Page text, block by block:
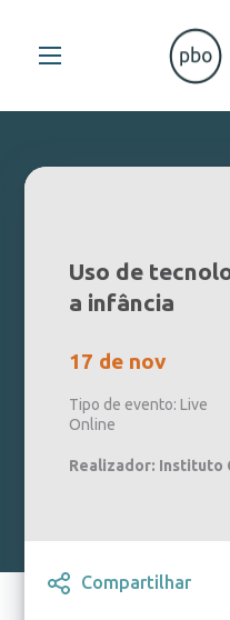
Uso de
a infância
17 de nov
Tipo de evento: Live
Online
Realizador: Instituto
Compartilhar